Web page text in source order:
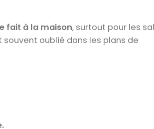
fait à la maison, surtout pour les
oublié dans les plans de